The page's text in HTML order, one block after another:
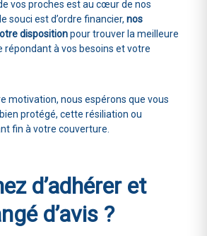
vos proches est au cœur de nos
souci est d’ordre financier, nos
dispositionpour trouver la meilleure
répondant à vos besoins et votre
motivation, nous espérons que vous
protégé, cette résiliation ou
fin à votre couverture.
d’adhérer et
d’avis ?